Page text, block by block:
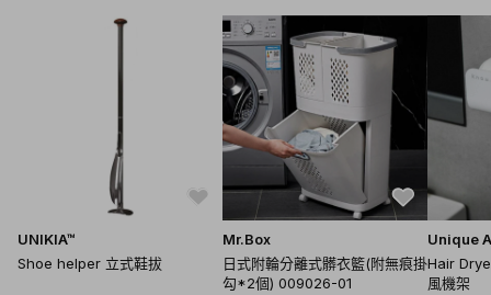
UNIKIA™
Shoe helper 立式鞋拔
Mr.Box
日式附輪分離式髒衣籃(附無痕掛
勾*2個) 009026-01
Unique
Hair
風機架